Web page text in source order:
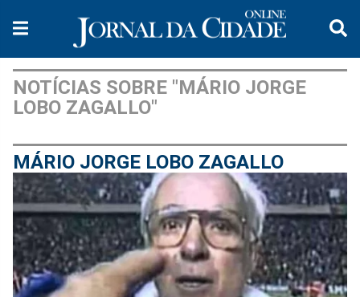
NOTÍCIAS SOBRE "MÁRIO JORGE
LOBO ZAGALLO"
MÁRIO JORGE LOBO ZAGALLO